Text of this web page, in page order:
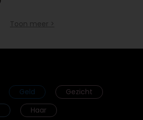
Toon meer >
Geld
Gezicht
Haar